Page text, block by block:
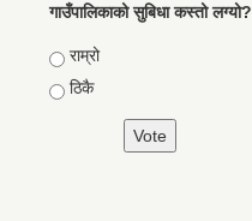
गाउँपालिकाको सुबिधा कस्तो लग्यो?
Choices
राम्रो
ठिकै